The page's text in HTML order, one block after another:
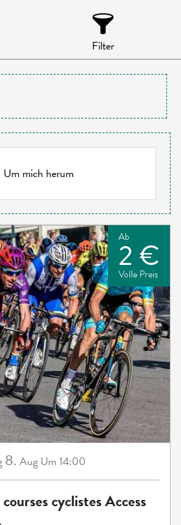
Filter
Um mich herum
Ab
2 €
Volle Preis
8. Aug Um 14:00
cyclistes Access